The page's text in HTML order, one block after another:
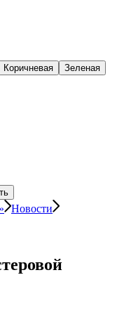
Коричневая Зеленая
Новости